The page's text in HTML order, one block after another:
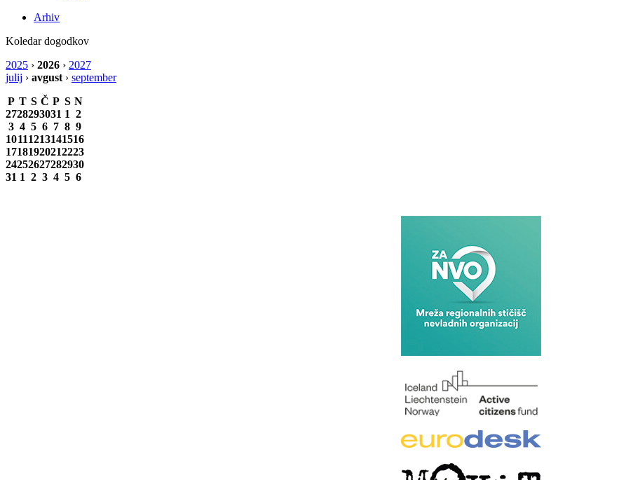
Arhiv
Koledar dogodkov
2025 › 2026 › 2027
julij › avgust › september
P T S Č P S N
2728293031 1 2
3 4 5 6 7 8 9
10111213141516
17181920212223
24252627282930
31 1 2 3 4 5 6